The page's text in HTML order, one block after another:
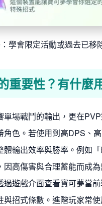
學會限定活動或過去已移
重要性？有什麼
單場戰鬥的輸出，更在
角色。若使用到高DPS、
體輸出效率與勝率。例如
因高傷害與合理蓄能而成
過遊戲介面查看寶可夢當
與招式條數。進階玩家常